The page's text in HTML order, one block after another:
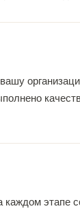
этапе